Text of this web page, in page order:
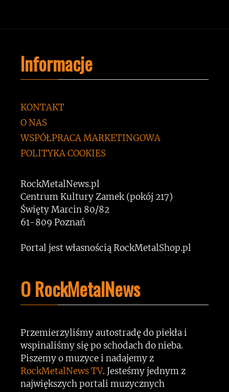
Informacje
KONTAKT
O NAS
WSPÓŁPRACA MARKETINGOWA
POLITYKA COOKIES
RockMetalNews.pl
Centrum Kultury Zamek (pokój 217)
Święty Marcin 80/82
61-809 Poznań
Portal jest własnością RockMetalShop.pl
O RockMetalNews
Przemierzyliśmy autostradę do piekła i
wspinaliśmy się po schodach do nieba.
Piszemy o muzyce i nadajemy z
RockMetalNews TV. Jesteśmy jednym z
największych portali muzycznych